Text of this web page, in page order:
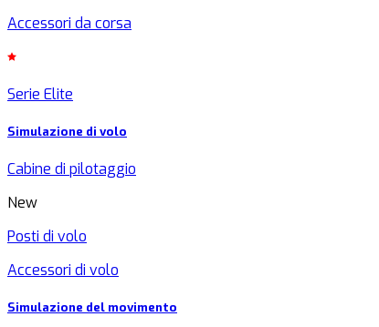
Accessori da corsa
Serie Elite
Simulazione di volo
Cabine di pilotaggio
New
Posti di volo
Accessori di volo
Simulazione del movimento